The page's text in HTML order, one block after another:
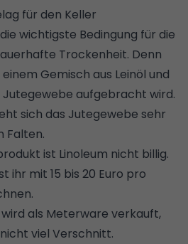
für den Keller
wichtigste Bedingung für die
Trockenheit. Denn
Gemisch aus Leinöl und
Jutegewebe aufgebracht wird.
sich das Jutegewebe sehr
Falten.
ist Linoleum nicht billig.
ihr mit 15 bis 20 Euro pro
wird als Meterware verkauft,
viel Verschnitt.